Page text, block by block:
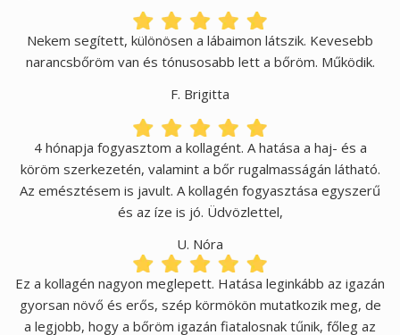
Nekem segített, különösen a lábaimon látszik. Kevesebb
narancsbőröm van és tónusosabb lett a bőröm. Működik.
F. Brigitta
4 hónapja fogyasztom a kollagént. A hatása a haj- és a
köröm szerkezetén, valamint a bőr rugalmasságán látható.
Az emésztésem is javult. A kollagén fogyasztása egyszerű
és az íze is jó. Üdvözlettel,
U. Nóra
Ez a kollagén nagyon meglepett. Hatása leginkább az igazán
gyorsan növő és erős, szép körmökön mutatkozik meg, de
a legjobb, hogy a bőröm igazán fiatalosnak tűnik, főleg az